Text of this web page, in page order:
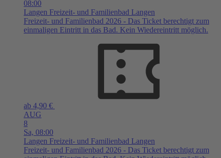
08:00
Langen Freizeit- und Familienbad Langen
Freizeit- und Familienbad 2026 - Das Ticket berechtigt zum
einmaligen Eintritt in das Bad. Kein Wiedereintritt möglich.
ab 4,90 €
AUG
8
Sa, 08:00
Langen Freizeit- und Familienbad Langen
Freizeit- und Familienbad 2026 - Das Ticket berechtigt zum